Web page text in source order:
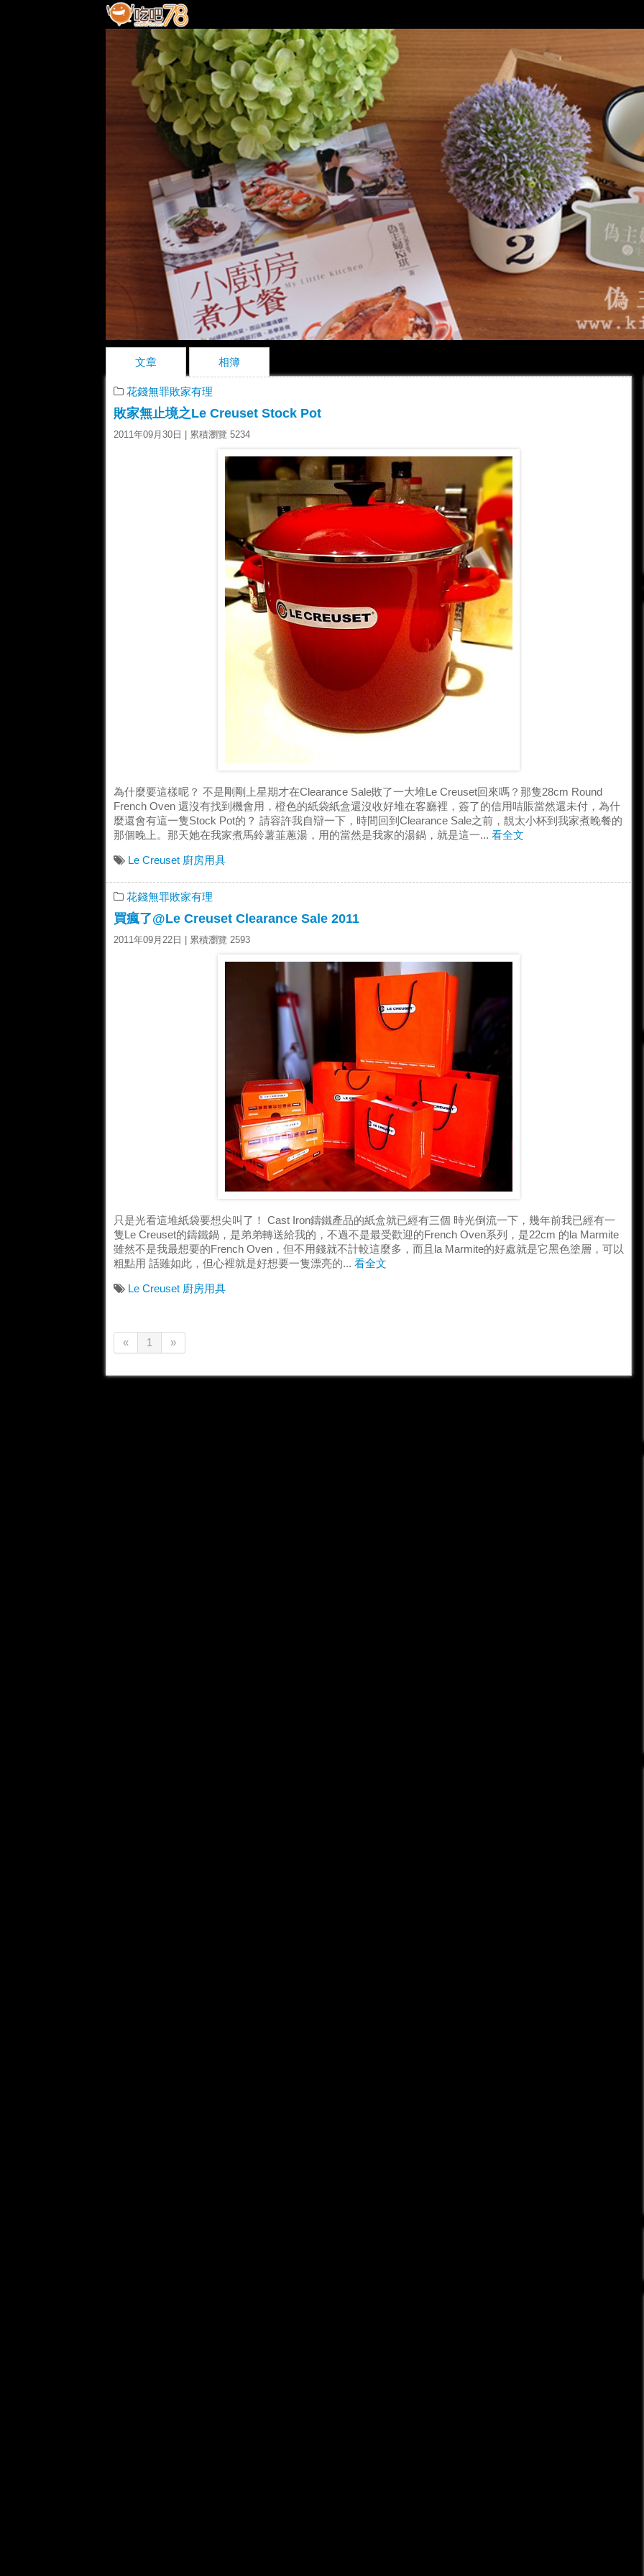
文章 相簿
花錢無罪敗家有理
敗家無止境之Le Creuset Stock Pot
2011年09月30日 | 累積瀏覽 5234
為什麼要這樣呢？ 不是剛剛上星期才在Clearance Sale敗了一大堆Le Creuset回來嗎？那隻28cm Round
French Oven 還沒有找到機會用，橙色的紙袋紙盒還沒收好堆在客廳裡，簽了的信用咭賬當然還未付，為什
麼還會有這一隻Stock Pot的？ 請容許我自辯一下，時間回到Clearance Sale之前，靚太小杯到我家煮晚餐的
那個晚上。那天她在我家煮馬鈴薯韮蔥湯，用的當然是我家的湯鍋，就是這一... 看全文
Le Creuset 廚房用具
花錢無罪敗家有理
買瘋了@Le Creuset Clearance Sale 2011
2011年09月22日 | 累積瀏覽 2593
只是光看這堆紙袋要想尖叫了！ Cast Iron鑄鐵產品的紙盒就已經有三個 時光倒流一下，幾年前我已經有一
隻Le Creuset的鑄鐵鍋，是弟弟轉送給我的，不過不是最受歡迎的French Oven系列，是22cm 的la Marmite
雖然不是我最想要的French Oven，但不用錢就不計較這麼多，而且la Marmite的好處就是它黑色塗層，可以
粗點用 話雖如此，但心裡就是好想要一隻漂亮的... 看全文
Le Creuset 廚房用具
« 1 »